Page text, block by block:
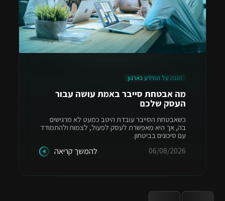
הגנה על המידע בארגון
מה אבטחת סייבר באמת עושה עבור
העסק שלכם
כשאבטחת הסייבר עובדת היטב כמעט לא מרגישים
בה, אך היא מאפשרת לעסק לפעול, לצמוח ולהתמודד
עם סיכונים בביטחון.
06/08/2026
להמשך קריאה